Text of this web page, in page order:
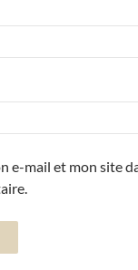
e-mail et mon site